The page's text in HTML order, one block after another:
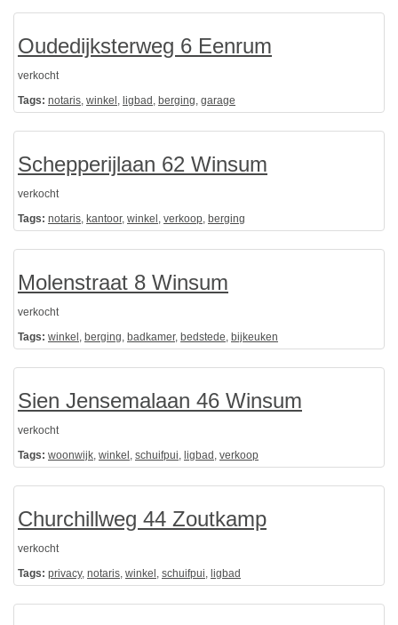
Oudedijksterweg 6 Eenrum
verkocht
Tags: notaris, winkel , ligbad , berging, garage
Schepperijlaan 62 Winsum
verkocht
Tags: notaris, kantoor, winkel , verkoop, berging
Molenstraat 8 Winsum
verkocht
Tags: winkel , berging, badkamer, bedstede, bijkeuken
Sien Jensemalaan 46 Winsum
verkocht
Tags: woonwijk, winkel , schuifpui, ligbad , verkoop
Churchillweg 44 Zoutkamp
verkocht
Tags: privacy, notaris, winkel , schuifpui, ligbad